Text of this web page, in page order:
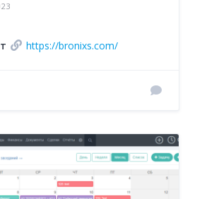
https://bronixs.com/